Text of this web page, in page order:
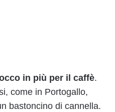
in più per il caffè.
come in Portogallo,
bastoncino di cannella.